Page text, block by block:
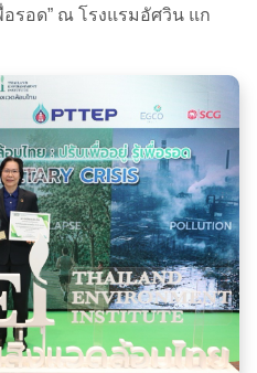
อรอด” ณ โรงแรมอัศวิน แก